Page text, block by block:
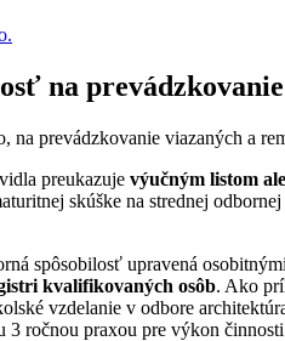
na
na prevádzkovanie viazaných a
preukazuje výučným listom
skúške na strednej
spôsobilosť upravená
kvalifikovaných osôb. Ako
vzdelanie v odbore
ročnou praxou pre výkon